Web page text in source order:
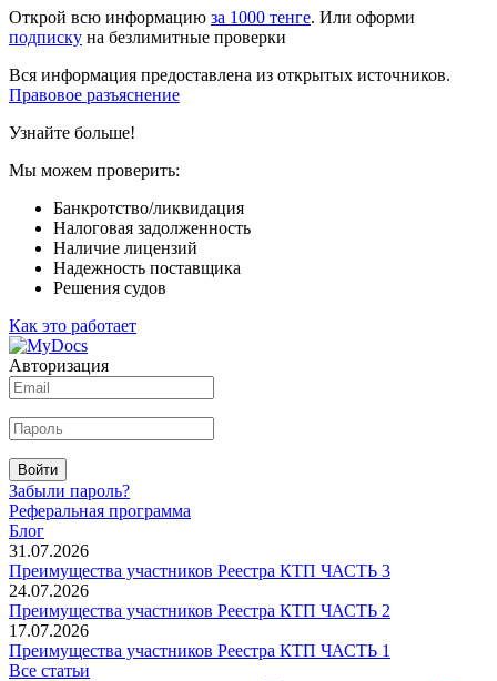
Открой всю информацию за 1000 тенге. Или оформи
подписку на безлимитные проверки
Вся информация предоставлена из открытых источников.
Правовое разъяснение
Узнайте больше!
Мы можем проверить:
Банкротство/ликвидация
Налоговая задолженность
Наличие лицензий
Надежность поставщика
Решения судов
Как это работает
Авторизация
Войти
Забыли пароль?
Реферальная программа
Блог
31.07.2026
Преимущества участников Реестра КТП ЧАСТЬ 3
24.07.2026
Преимущества участников Реестра КТП ЧАСТЬ 2
17.07.2026
Преимущества участников Реестра КТП ЧАСТЬ 1
Все статьи